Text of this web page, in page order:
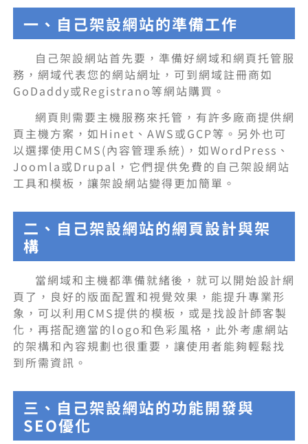
一、自己架設網站的準備工作
自己架設網站首先要，準備好網域和網頁托管服
務，網域代表您的網站網址，可到網域註冊商如
GoDaddy或Registrano等網站購買。
網頁則需要主機服務來托管，有許多廠商提供網
頁主機方案，如Hinet、AWS或GCP等。另外也可
以選擇使用CMS(內容管理系統)，如WordPress、
Joomla或Drupal，它們提供免費的自己架設網站
工具和模板，讓架設網站變得更加簡單。
二、自己架設網站的網頁設計與架
構
當網域和主機都準備就緒後，就可以開始設計網
頁了，良好的版面配置和視覺效果，能提升專業形
象，可以利用CMS提供的模板，或是找設計師客製
化，再搭配適當的logo和色彩風格，此外考慮網站
的架構和內容規劃也很重要，讓使用者能夠輕鬆找
到所需資訊。
三、自己架設網站的功能開發與
SEO優化